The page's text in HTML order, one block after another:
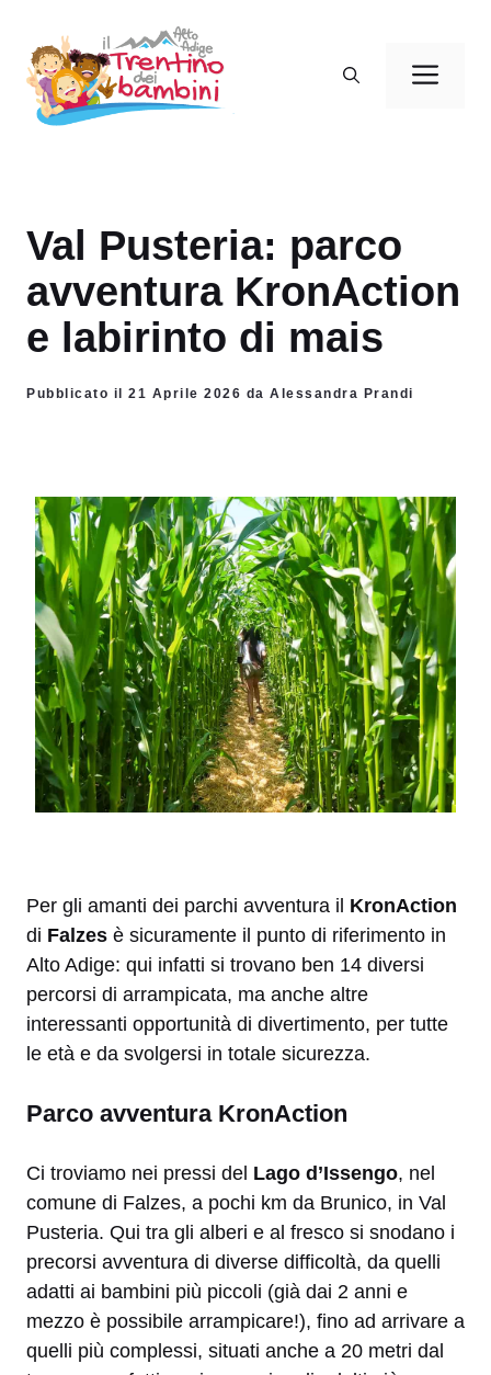
contenuto
Val Pusteria: parco
avventura KronAction
e labirinto di mais
Pubblicato il 21 Aprile 2026 da Alessandra Prandi
Per gli amanti dei parchi avventura il KronAction
di Falzes è sicuramente il punto di riferimento in
Alto Adige: qui infatti si trovano ben 14 diversi
percorsi di arrampicata, ma anche altre
interessanti opportunità di divertimento, per tutte
le età e da svolgersi in totale sicurezza.
Parco avventura KronAction
Ci troviamo nei pressi del Lago d’Issengo, nel
comune di Falzes, a pochi km da Brunico, in Val
Pusteria. Qui tra gli alberi e al fresco si snodano i
precorsi avventura di diverse difficoltà, da quelli
adatti ai bambini più piccoli (già dai 2 anni e
mezzo è possibile arrampicare!), fino ad arrivare a
quelli più complessi, situati anche a 20 metri dal